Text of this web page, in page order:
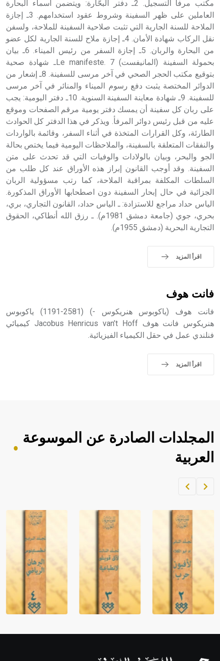
مكتب مرفأ التسجيل. 2ـ دفتر البحّارة: ويتضمن أسماء البحارة
العاملين على ظهر السفينة وشروط عقود استخدامهم. 3ـ إجازة
الملاحة للسنة الجارية التي تثبت صلاحية السفينة للملاحة، ولسفن
نقل الركاب شهادة الأمان. 4ـ إجازة ملاح للسنة الجارية لكل عضو
من البحارة والربان. 5ـ إجازة السفر من رئيس الميناء. 6ـ بيان
بحمولة السفينة (المانيفست) Le manifeste. 7ـ شهادة صحية
بتوقيع مكتب الحجر الصحي في آخر مرسى للسفينة. 8ـ إشعار من
الدوائر المختصة يثبت دفع رسوم الميناء والمنائر في آخر مرسى
للسفينة. 9ـ شهادة معاينة السفينة السنوية. 10ـ دفتر اليومية: يجب
على ربان كل سفينة أن يمسك دفتر يومية مرقم الصفحات وموقع
عليه من قبل رئيس دوائر المرفأ. ويذكر في هذا الدفتر كل الحوادث
الطارئة، وكل القرارات المتخذة في أثناء السفر، وقائمة بالواردات
والنفقات المتعلقة بالسفينة، والملاحظات اليومية فيما يختص بحالة
الجو والبحر، وبيان بالولادات والوفيات التي قد تحدث على متن
السفينة. وقد أوجب القانون إبراز هذه الأوراق عند كل طلب من
السلطات المكلفة بمراقبة الملاحة، كما رتب مسؤولية الربان
الجزائية في حال إبحار السفينة دون اصطحابها الأوراق المذكورة.
الياس حداد مراجع للاستزادة: ـ الياس حداد، القانون التجاري، بري،
بحري، جوي (جامعة دمشق 1981م). ـ رزق الله أنطاكي، الحقوق
التجارية البحرية (دمشق 1955م).
اقرأ المزيد
فانت هوف
فانت هوف (ياكوبوس هنريكوس -) (2581-1191) ياكوبوس
هنريكوس فانت هوف Jacobus Henricus van’t Hoff كيميائي
فنلندي عمل في حقل الكيمياء الفيزيائية.
اقرأ المزيد
المجلدات الصادرة عن الموسوعة
العربية